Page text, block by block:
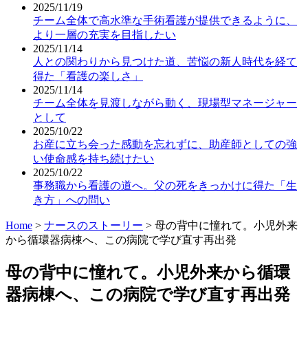
2025/11/19
チーム全体で高水準な手術看護が提供できるように、
より一層の充実を目指したい
2025/11/14
人との関わりから見つけた道、苦悩の新人時代を経て
得た「看護の楽しさ」
2025/11/14
チーム全体を見渡しながら動く、現場型マネージャー
として
2025/10/22
お産に立ち会った感動を忘れずに、助産師としての強
い使命感を持ち続けたい
2025/10/22
事務職から看護の道へ。父の死をきっかけに得た「生
き方」への問い
Home > ナースのストーリー > 母の背中に憧れて。小児外来
から循環器病棟へ、この病院で学び直す再出発
母の背中に憧れて。小児外来から循環
器病棟へ、この病院で学び直す再出発